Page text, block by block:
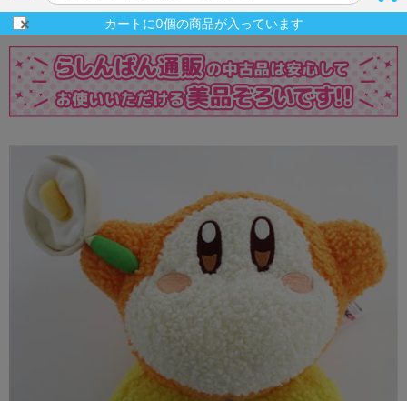
カートに0個の商品が入っています